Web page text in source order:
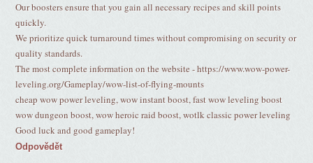
Our boosters ensure that you gain all necessary recipes and skill points
quickly.
We prioritize quick turnaround times without compromising on security or
quality standards.
The most complete information on the website - https://www.wow-power-
leveling.org/Gameplay/wow-list-of-flying-mounts
cheap wow power leveling, wow instant boost, fast wow leveling boost
wow dungeon boost, wow heroic raid boost, wotlk classic power leveling
Good luck and good gameplay!
Odpovědět